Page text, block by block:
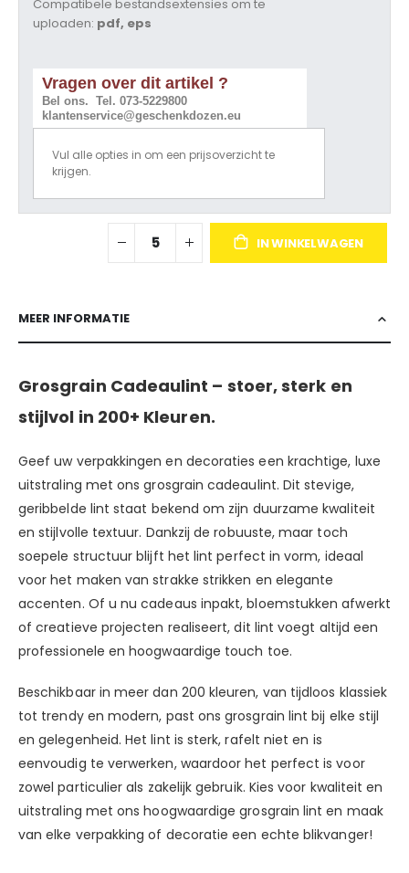
Compatibele bestandsextensies om te
uploaden: pdf, eps
Vragen over dit artikel ?
Bel ons. Tel. 073-5229800
klantenservice@geschenkdozen.eu
Vul alle opties in om een prijsoverzicht te
krijgen.
IN WINKELWAGEN
MEER INFORMATIE
Grosgrain Cadeaulint – stoer, sterk en
stijlvol in 200+ Kleuren.
Geef uw verpakkingen en decoraties een krachtige, luxe
uitstraling met ons grosgrain cadeaulint. Dit stevige,
geribbelde lint staat bekend om zijn duurzame kwaliteit
en stijlvolle textuur. Dankzij de robuuste, maar toch
soepele structuur blijft het lint perfect in vorm, ideaal
voor het maken van strakke strikken en elegante
accenten. Of u nu cadeaus inpakt, bloemstukken afwerkt
of creatieve projecten realiseert, dit lint voegt altijd een
professionele en hoogwaardige touch toe.
Beschikbaar in meer dan 200 kleuren, van tijdloos klassiek
tot trendy en modern, past ons grosgrain lint bij elke stijl
en gelegenheid. Het lint is sterk, rafelt niet en is
eenvoudig te verwerken, waardoor het perfect is voor
zowel particulier als zakelijk gebruik. Kies voor kwaliteit en
uitstraling met ons hoogwaardige grosgrain lint en maak
van elke verpakking of decoratie een echte blikvanger!